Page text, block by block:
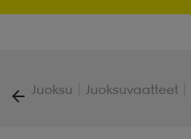
Juoksu Juoksuvaatteet